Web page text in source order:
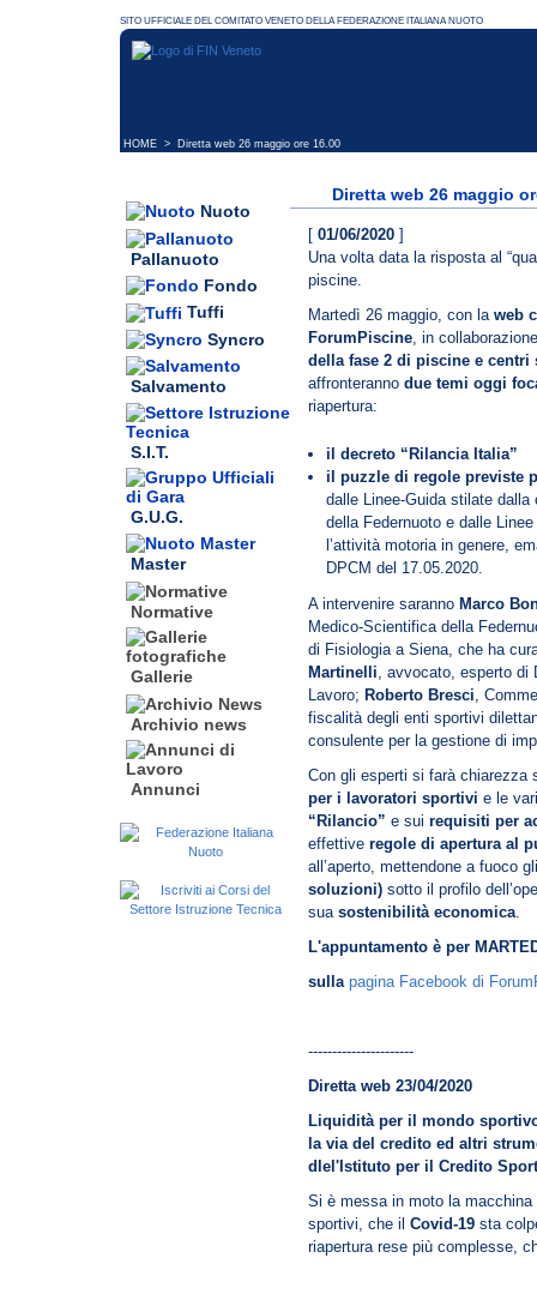
HOME > Diretta web 26 maggio ore 16.00
Nuoto
Pallanuoto
Fondo
Tuffi
Syncro
Salvamento
S.I.T.
G.U.G.
Master
Normative
Gallerie
Archivio news
Annunci
Diretta web 26 maggio
[ 01/06/2020 ]
Una volta data la risposta al
piscine.
Martedì 26 maggio, con la web
ForumPiscine, in
della fase 2 di piscine e centri
affronteranno due temi oggi
riapertura:
il decreto “Rilancia Italia”
il puzzle di regole previste
dalle Linee-Guida stilate
della Federnuoto e dalle
l’attività motoria in genere,
DPCM del 17.05.2020.
A intervenire saranno Marco
Medico-Scientifica della
di Fisiologia a Siena, che ha
Martinelli, avvocato, esperto di
Lavoro; Roberto Bresci,
fiscalità degli enti sportivi
consulente per la gestione di
Con gli esperti si farà chiarezza
per i lavoratori sportivi e le
“Rilancio” e sui requisiti per
effettive regole di apertura al
all’aperto, mettendone a fuoco
soluzioni) sotto il profilo
sua sostenibilità economica.
L'appuntamento è per
sulla pagina Facebook di
----------------------
Diretta web 23/04/2020
Liquidità per il mondo
la via del credito ed altri
dlel'Istituto per il Credito
Si è messa in moto la
sportivi, che il Covid-19 sta
riapertura rese più complesse,